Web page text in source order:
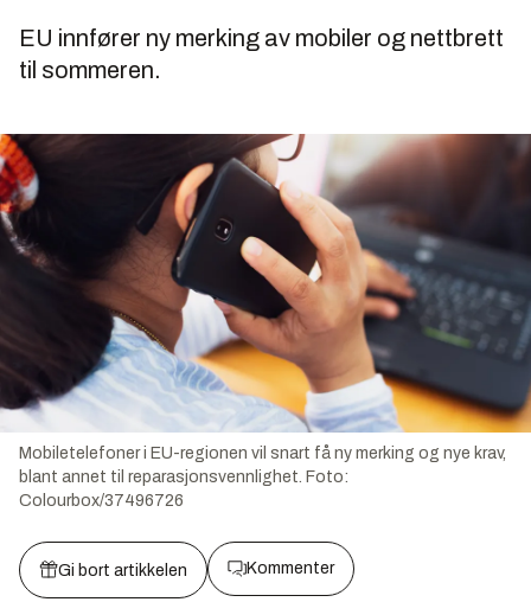
EU innfører ny merking av mobiler og nettbrett
til sommeren.
Mobiletelefoner i EU-regionen vil snart få ny merking og nye krav,
blant annet til reparasjonsvennlighet. Foto:
Colourbox/37496726
Gi bort artikkelen Kommenter